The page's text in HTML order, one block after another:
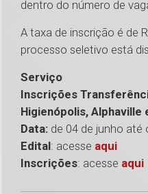
dentro do número de
A taxa de inscrição é de
processo seletivo está
Serviço
Inscrições
Higienópolis, Alphaville
Data: de 04 de junho até
Edital: acesse aqui
Inscrições: acesse aqui